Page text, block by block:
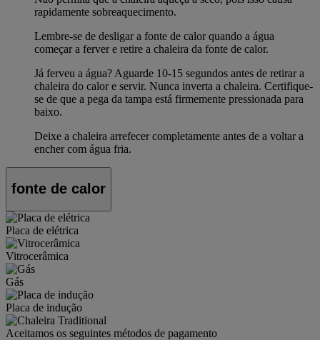
rapidamente sobreaquecimento.
Lembre-se de desligar a fonte de calor quando a água
começar a ferver e retire a chaleira da fonte de calor.
Já ferveu a água? Aguarde 10-15 segundos antes de retirar a
chaleira do calor e servir. Nunca inverta a chaleira. Certifique-
se de que a pega da tampa está firmemente pressionada para
baixo.
Deixe a chaleira arrefecer completamente antes de a voltar a
encher com água fria.
fonte de calor
Placa de elétrica
Vitrocerâmica
Gás
Placa de indução
Aceitamos os seguintes métodos de pagamento